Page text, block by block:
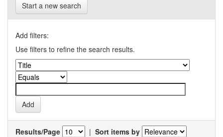
Start a new search
Add filters:
Use filters to refine the search results.
Results/Page | Sort items by